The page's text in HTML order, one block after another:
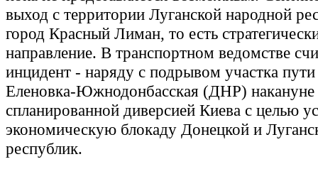
выход с территории Луганской народной
город Красный Лиман, то есть
направление. В транспортном ведомстве
инцидент - наряду с подрывом участка пути
Еленовка-Южнодонбасская (ДНР) накануне
спланированной диверсией Киева с целью
экономическую блокаду Донецкой и
республик.